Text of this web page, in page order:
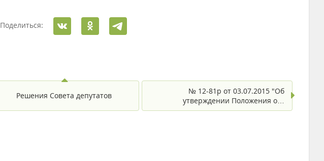
Поделиться:
Решения Совета депутатов
№ 12-81р от 03.07.2015 "Об
утверждении Положения о…